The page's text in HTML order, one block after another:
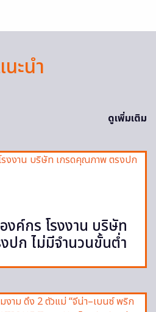
นะนำ
ดูเพิ่มเติม
ค์กร โรงงาน บริษัท
ปก ไม่มีจำนวนขั้นต่ำ